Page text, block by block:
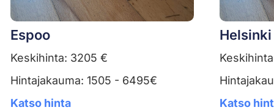
Espoo
Keskihinta: 3205 €
Hintajakauma: 1505 - 6495€
Katso hinta
Helsinki
Katso